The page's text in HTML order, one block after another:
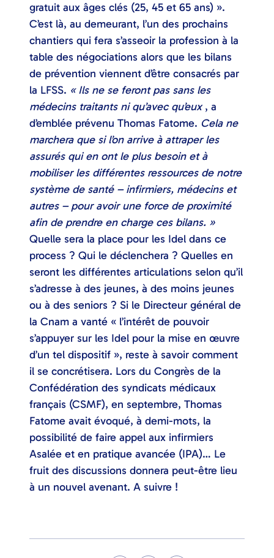
gratuit aux âges clés (25, 45 et 65 ans) ».
C’est là, au demeurant, l’un des prochains
chantiers qui fera s’asseoir la profession à la
table des négociations alors que les bilans
de prévention viennent d’être consacrés par
la LFSS. « Ils ne se feront pas sans les
médecins traitants ni qu’avec qu’eux, a
d’emblée prévenu Thomas Fatome. Cela ne
marchera que si l’on arrive à attraper les
assurés qui en ont le plus besoin et à
mobiliser les différentes ressources de notre
système de santé – infirmiers, médecins et
autres – pour avoir une force de proximité
afin de prendre en charge ces bilans. »
Quelle sera la place pour les Idel dans ce
process ? Qui le déclenchera ? Quelles en
seront les différentes articulations selon qu’il
s’adresse à des jeunes, à des moins jeunes
ou à des seniors ? Si le Directeur général de
la Cnam a vanté « l’intérêt de pouvoir
s’appuyer sur les Idel pour la mise en œuvre
d’un tel dispositif », reste à savoir comment
il se concrétisera. Lors du Congrès de la
Confédération des syndicats médicaux
français (CSMF), en septembre, Thomas
Fatome avait évoqué, à demi-mots, la
possibilité de faire appel aux infirmiers
Asalée et en pratique avancée (IPA)… Le
fruit des discussions donnera peut-être lieu
à un nouvel avenant. A suivre !